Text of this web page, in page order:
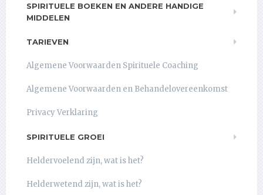
SPIRITUELE BOEKEN EN ANDERE HANDIGE
MIDDELEN
TARIEVEN
Algemene Voorwaarden Spirituele Coaching
Algemene Voorwaarden en Behandelovereenkomst
Privacy Verklaring
SPIRITUELE GROEI
Heldervoelend zijn, wat is het?
Helderwetend zijn, wat is het?